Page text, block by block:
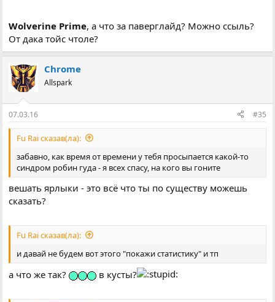
Wolverine Prime, а что за паверглайд? Можно ссыль?
От дака тойс чтоле?
Chrome
Allspark
07.03.16 #35
Fu Rai сказав(ла):
забавно, как время от времени у тебя просыпается какой-то
синдром робин гуда - я всех спасу, на кого вы гоните
вешать ярлыки - это всё что ты по существу можешь
сказать?
Fu Rai сказав(ла):
и давай не будем вот этого "покажи статистику" и тп
а что же так? в кусты?